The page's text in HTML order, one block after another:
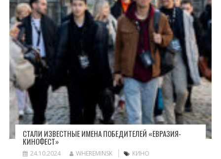
СТАЛИ ИЗВЕСТНЫЕ ИМЕНА ПОБЕДИТЕЛЕЙ «ЕВРАЗИЯ-
КИНОФЕСТ»
24.10.2024 WHEREMINSK КИНО